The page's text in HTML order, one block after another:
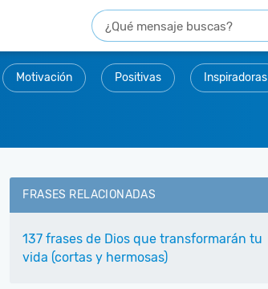
Motivación Positivas Inspiradoras
FRASES RELACIONADAS
137 frases de Dios que transformarán tu
vida (cortas y hermosas)